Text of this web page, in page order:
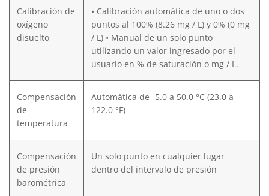
Calibración de
oxígeno
disuelto
• Calibración automática de uno o dos
puntos al 100% (8.26 mg / L) y 0% (0 mg
/ L) • Manual de un solo punto
utilizando un valor ingresado por el
usuario en % de saturación o mg / L.
Compensación
de
temperatura
Automática de -5.0 a 50.0 °C (23.0 a
122.0 °F)
Compensación
de presión
barométrica
Un solo punto en cualquier lugar
dentro del intervalo de presión